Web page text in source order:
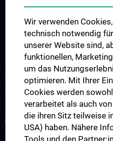
Klinisch Praktisches Jahr
Freie Wahlfächer
Diplomarbeit
Fachärzt:innenausbildung
Atlas der guten Lehre
RESEARCH
World class in research
Wir verwenden
technisch notwendig
unserer Website sind,
funktionellen,
um das
optimieren. Mit Ihrer
Cookies werden
verarbeitet als auch
die ihren Sitz teilweise
USA) haben. Nähere
Tools und den